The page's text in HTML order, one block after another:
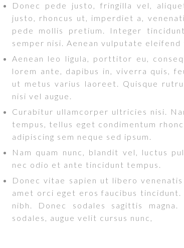
Donec pede justo, fringilla vel,
justo, rhoncus ut, imperdiet a,
pede mollis pretium. Integer
semper nisi. Aenean vulputate eleifend
Aenean leo ligula, porttitor eu,
lorem ante, dapibus in, viverra quis,
ut metus varius laoreet. Quisque
nisi vel augue.
Curabitur ullamcorper ultricies nisi.
tempus, tellus eget condimentum
adipiscing sem neque sed ipsum.
Nam quam nunc, blandit vel, luctus
nec odio et ante tincidunt tempus.
Donec vitae sapien ut libero
amet orci eget eros faucibus
nibh. Donec sodales sagittis
sodales, augue velit cursus nunc,